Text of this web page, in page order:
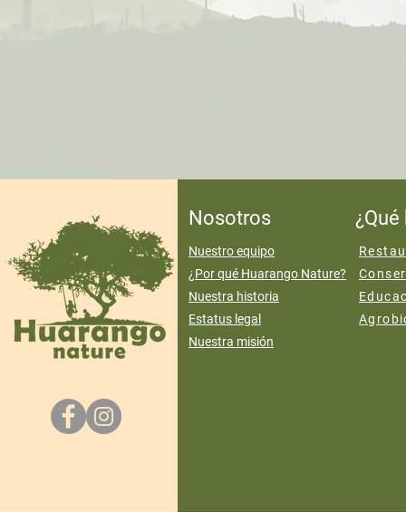
Nosotros
Nuestro equipo
¿Por qué Huarango Nature?
Nuestra historia
Estatus legal
Nuestra misión